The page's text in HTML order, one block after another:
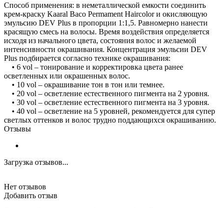
Способ применения: в неметаллической емкости соединить
крем-краску Kaaral Baco Permament Haircolor и окисляющую
эмульсию DEV Plus в пропорции 1:1,5. Равномерно нанести
красящую смесь на волосы. Время воздействия определяется
исходя из начального цвета, состояния волос и желаемой
интенсивности окрашивания. Концентрация эмульсии DEV
Plus подбирается согласно технике окрашивания:
• 6 vol – тонирование и корректировка цвета ранее
осветленных или окрашенных волос.
• 10 vol – окрашивание тон в тон или темнее.
• 20 vol – осветление естественного пигмента на 2 уровня.
• 30 vol – осветление естественного пигмента на 3 уровня.
• 40 vol – осветление на 5 уровней, рекомендуется для супер
светлых оттенков и волос трудно поддающихся окрашиванию.
Отзывы
Загрузка отзывов...
Нет отзывов
Добавить отзыв